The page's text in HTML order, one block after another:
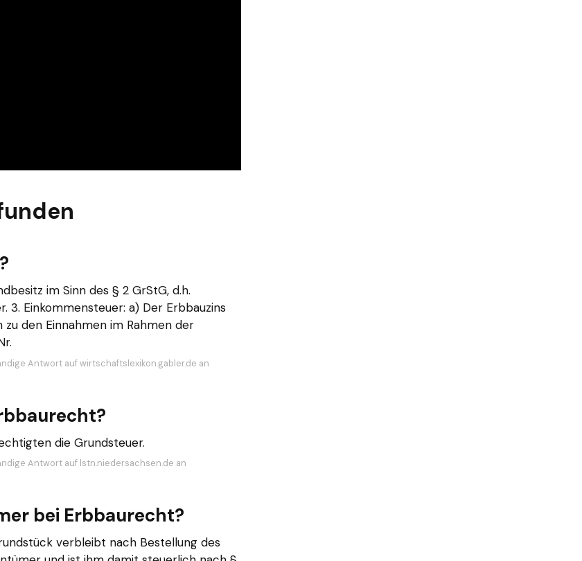
im Sinn des § 2 GrStG, d.h.
Einkommensteuer: a) Der Erbbauzins
den Einnahmen im Rahmen der
Antwort auf wirtschaftslexikon.gabler.de an
die Grundsteuer.
Antwort auf lstn.niedersachsen.de an
bei Erbbaurecht?
verbleibt nach Bestellung des